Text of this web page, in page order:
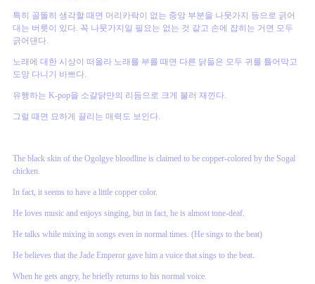
특히 골똘히 생각할 때면 머리카락이 없는 중앙 부분을 나뭇가지 등으로 긁어
대는 버릇이 있다. 꼭 나뭇가지일 필요는 없는 것 같고 손에 잡히는 거면 모두
긁어댄다.
노래에 대한 시상이 떠올라 노래를 부를 때면 다른 닭들은 모두 귀를 틀어막고
도망 다니기 바쁘다.
유행하는 K-pop을 소갈닭만의 리듬으로 크게 불러 재낀다.
그럴 때면 묘하게 끌리는 매력도 보인다.
The black skin of the Ogolgye bloodline is claimed to be copper-colored by the Sogal
chicken.
In fact, it seems to have a little copper color.
He loves music and enjoys singing, but in fact, he is almost tone-deaf.
He talks while mixing in songs even in normal times. (He sings to the beat)
He believes that the Jade Emperor gave him a voice that sings to the beat.
When he gets angry, he briefly returns to his normal voice.